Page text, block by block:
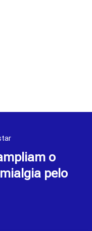
o
pelo